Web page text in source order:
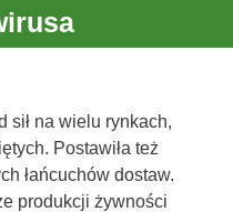
sił na wielu rynkach,
Postawiła też
łańcuchów dostaw.
produkcji żywności